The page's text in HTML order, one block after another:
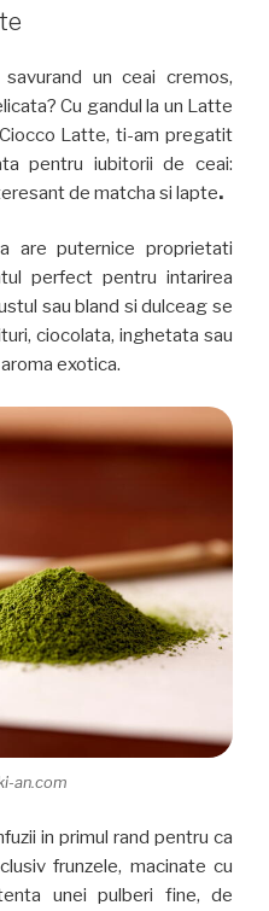
un ceai cremos,
Cu gandul la un Latte
Latte, ti-am pregatit
pentru iubitorii de ceai:
de matcha si lapte.
are puternice proprietati
perfect pentru intarirea
sau bland si dulceag se
ciocolata, inghetata sau
exotica.
an.com
in primul rand pentru ca
frunzele, macinate cu
unei pulberi fine, de